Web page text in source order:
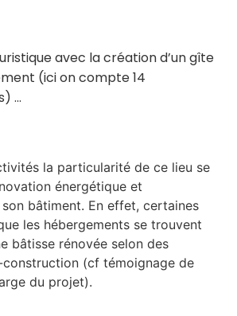
avec la création d’un gîte
(ici on compte 14
…
la particularité de ce lieu se
énergétique et
bâtiment. En effet, certaines
les hébergements se trouvent
bâtisse rénovée selon des
construction (cf témoignage de
du projet).